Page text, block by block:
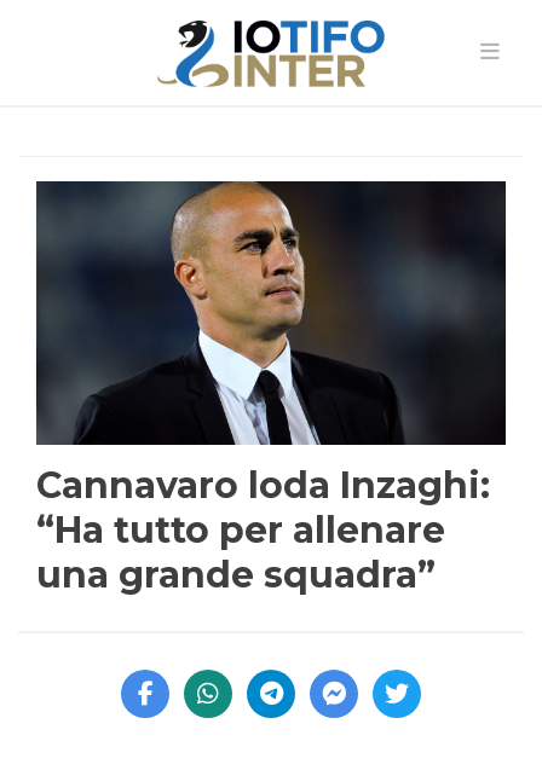
Cannavaro loda Inzaghi:
“Ha tutto per allenare
una grande squadra”